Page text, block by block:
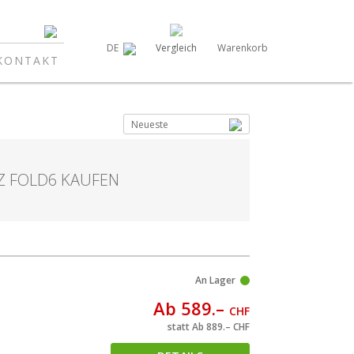
DE Vergleich Warenkorb
Neueste
FOLD6 KAUFEN
An Lager
Ab 589.– CHF
statt Ab 889.– CHF